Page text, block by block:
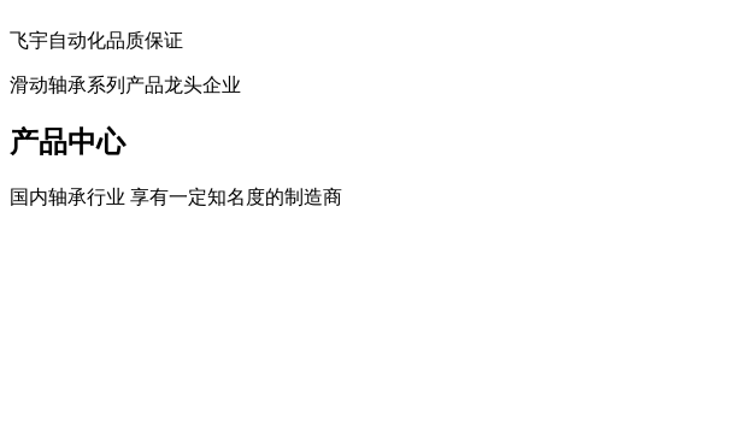
飞宇自动化品质保证
滑动轴承系列产品龙头企业
产品中心
国内轴承行业 享有一定知名度的制造商